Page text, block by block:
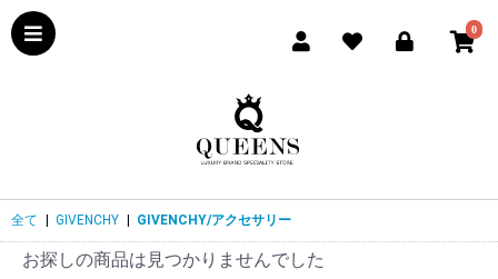
0
全て GIVENCHY GIVENCHY/アクセサリー
お探しの商品は見つかりませんでした